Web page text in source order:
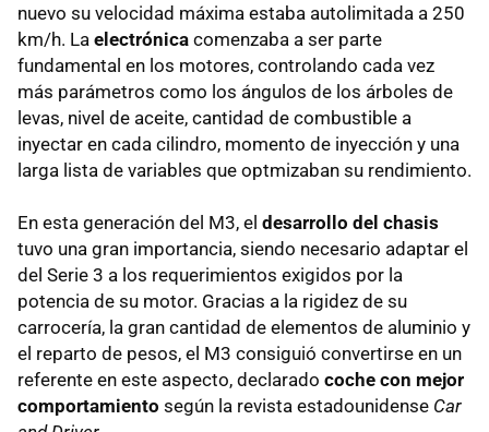
nuevo su velocidad máxima estaba autolimitada a 250
km/h. La electrónica comenzaba a ser parte
fundamental en los motores, controlando cada vez
más parámetros como los ángulos de los árboles de
levas, nivel de aceite, cantidad de combustible a
inyectar en cada cilindro, momento de inyección y una
larga lista de variables que optmizaban su rendimiento.
En esta generación del M3, el desarrollo del chasis
tuvo una gran importancia, siendo necesario adaptar el
del Serie 3 a los requerimientos exigidos por la
potencia de su motor. Gracias a la rigidez de su
carrocería, la gran cantidad de elementos de aluminio y
el reparto de pesos, el M3 consiguió convertirse en un
referente en este aspecto, declarado coche con mejor
comportamiento según la revista estadounidense Car